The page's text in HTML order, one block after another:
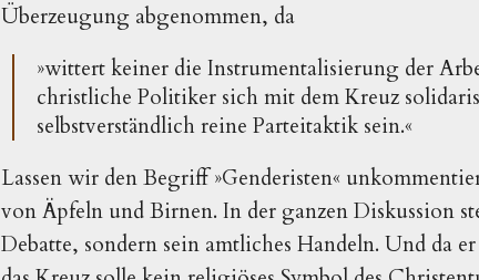
Überzeugung abgenommen, da
»wittert keiner die Instrumentalisierung der
christliche Politiker sich mit dem Kreuz
selbstverständlich reine Parteitaktik sein.«
Lassen wir den Begriff »Genderisten«
von Äpfeln und Birnen. In der ganzen Diskussion
Debatte, sondern sein amtliches Handeln. Und da